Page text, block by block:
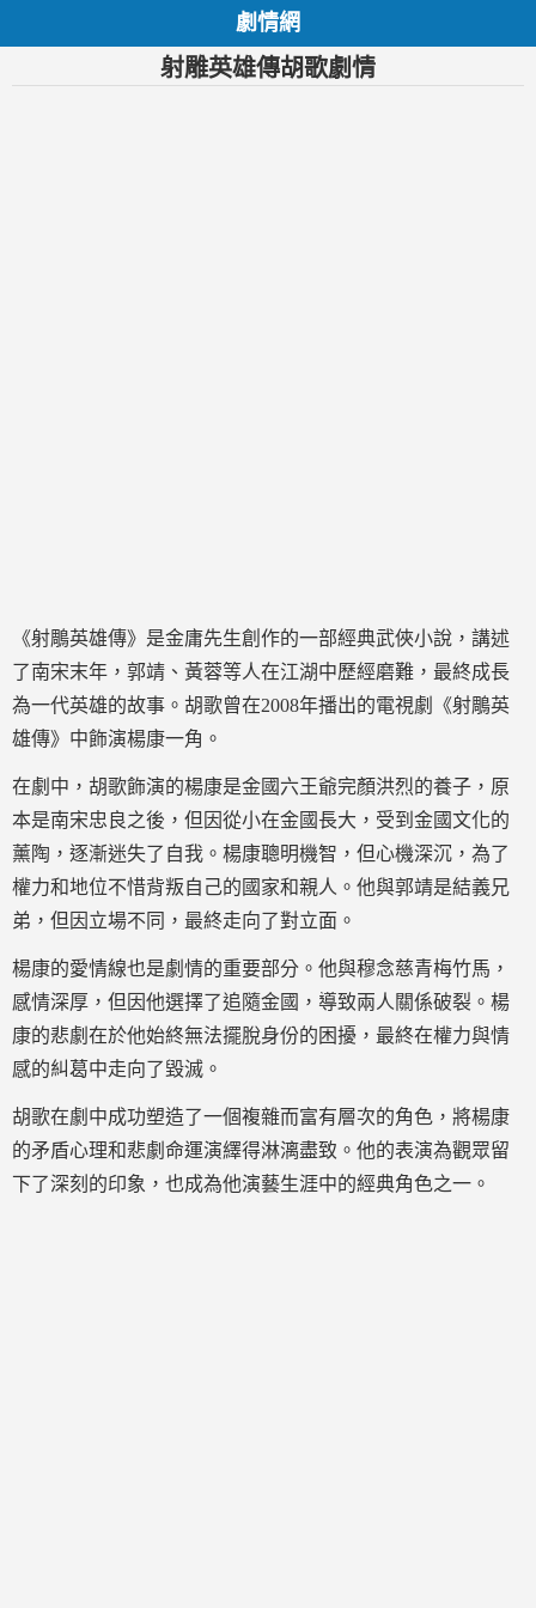
劇情網
射雕英雄傳胡歌劇情
《射鵰英雄傳》是金庸先生創作的一部經典武俠小說，講述
了南宋末年，郭靖、黃蓉等人在江湖中歷經磨難，最終成長
為一代英雄的故事。胡歌曾在2008年播出的電視劇《射鵰英
雄傳》中飾演楊康一角。
在劇中，胡歌飾演的楊康是金國六王爺完顏洪烈的養子，原
本是南宋忠良之後，但因從小在金國長大，受到金國文化的
薰陶，逐漸迷失了自我。楊康聰明機智，但心機深沉，為了
權力和地位不惜背叛自己的國家和親人。他與郭靖是結義兄
弟，但因立場不同，最終走向了對立面。
楊康的愛情線也是劇情的重要部分。他與穆念慈青梅竹馬，
感情深厚，但因他選擇了追隨金國，導致兩人關係破裂。楊
康的悲劇在於他始終無法擺脫身份的困擾，最終在權力與情
感的糾葛中走向了毀滅。
胡歌在劇中成功塑造了一個複雜而富有層次的角色，將楊康
的矛盾心理和悲劇命運演繹得淋漓盡致。他的表演為觀眾留
下了深刻的印象，也成為他演藝生涯中的經典角色之一。